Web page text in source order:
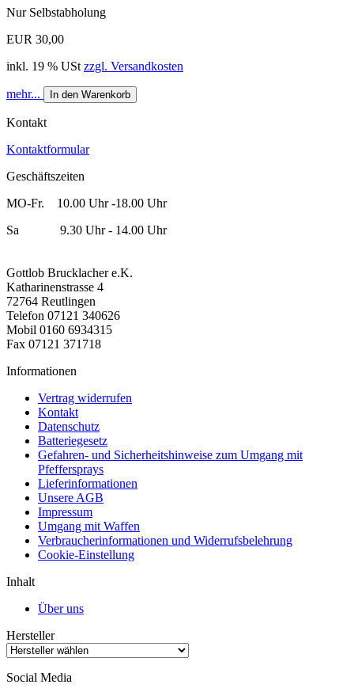
Nur Selbstabholung
EUR 30,00
inkl. 19 % USt zzgl. Versandkosten
mehr... In den Warenkorb
Kontakt
Kontaktformular
Geschäftszeiten
MO-Fr. 10.00 Uhr -18.00 Uhr
Sa 9.30 Uhr - 14.00 Uhr
Gottlob Brucklacher e.K.
Katharinenstrasse 4
72764 Reutlingen
Telefon 07121 340626
Mobil 0160 6934315
Fax 07121 371718
Informationen
Vertrag widerrufen
Kontakt
Datenschutz
Batteriegesetz
Gefahren- und Sicherheitshinweise zum Umgang mit
Pfeffersprays
Lieferinformationen
Unsere AGB
Impressum
Umgang mit Waffen
Verbraucherinformationen und Widerrufsbelehrung
Cookie-Einstellung
Inhalt
Über uns
Hersteller
Social Media